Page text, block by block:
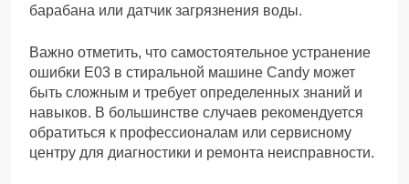
барабана или датчик загрязнения воды.
Важно отметить, что самостоятельное устранение
ошибки Е03 в стиральной машине Candy может
быть сложным и требует определенных знаний и
навыков. В большинстве случаев рекомендуется
обратиться к профессионалам или сервисному
центру для диагностики и ремонта неисправности.